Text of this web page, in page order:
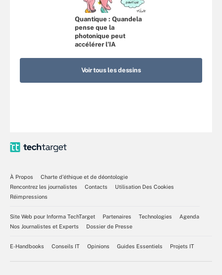
Quantique : Quandela
pense que la
photonique peut
accélérer l’IA
Voir tous les dessins
À Propos
Charte d’éthique et de déontologie
Rencontrez les journalistes
Contacts
Utilisation Des Cookies
Réimpressions
Site Web pour Informa TechTarget Partenaires Technologies
Agenda
Nos Journalistes et Experts
Dossier de Presse
E-Handbooks Conseils IT Opinions Guides Essentiels Projets IT